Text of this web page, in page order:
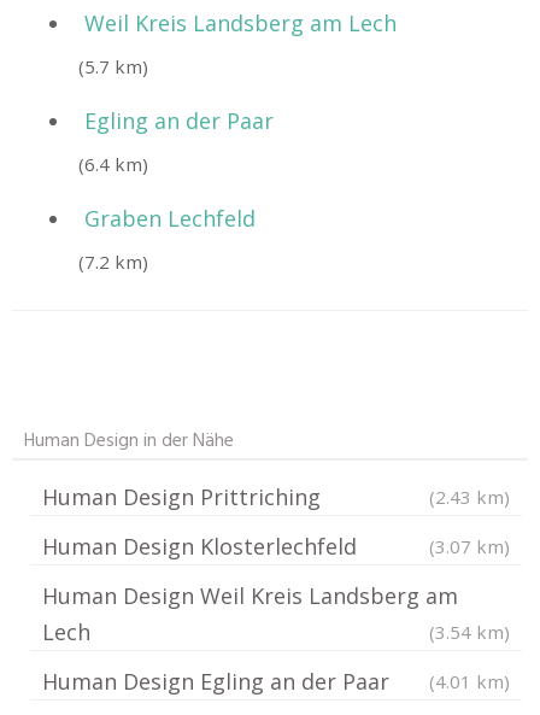
Weil Kreis Landsberg am Lech
(5.7 km)
Egling an der Paar
(6.4 km)
Graben Lechfeld
(7.2 km)
Human Design in der Nähe
Human Design Prittriching (2.43 km)
Human Design Klosterlechfeld (3.07 km)
Human Design Weil Kreis Landsberg am
Lech
(3.54 km)
Human Design Egling an der Paar (4.01 km)